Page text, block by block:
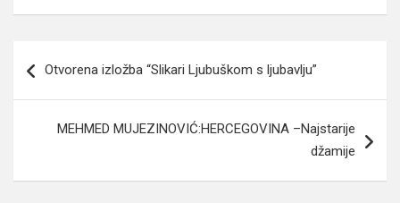
članaka
Otvorena izložba “Slikari Ljubuškom s ljubavlju”
MEHMED MUJEZINOVIĆ:HERCEGOVINA –Najstarije
džamije